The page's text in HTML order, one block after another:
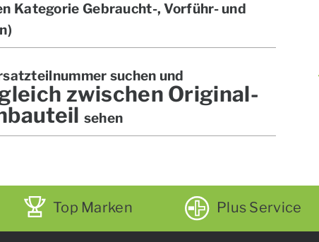
Kategorie Gebraucht-, Vorführ- und
suchen und
zwischen Original-
sehen
Top Marken Plus Service